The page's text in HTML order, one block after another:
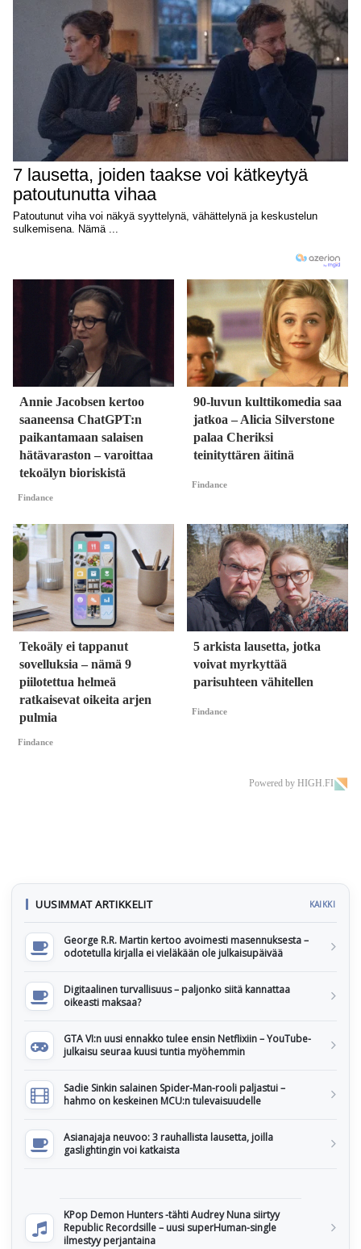
Annie Jacobsen kertoo
saaneensa ChatGPT:n
paikantamaan salaisen
hätävaraston – varoittaa
tekoälyn bioriskistä
Findance
90-luvun kulttikomedia saa
jatkoa – Alicia Silverstone
palaa Cheriksi
teinityttären äitinä
Findance
Tekoäly ei tappanut
sovelluksia – nämä 9
piilotettua helmeä
ratkaisevat oikeita arjen
pulmia
Findance
5 arkista lausetta, jotka
voivat myrkyttää
parisuhteen vähitellen
Findance
Powered by HIGH.FI
UUSIMMAT ARTIKKELIT KAIKKI
George R.R. Martin kertoo avoimesti masennuksesta –
odotetulla kirjalla ei vieläkään ole julkaisupäivää
Digitaalinen turvallisuus – paljonko siitä kannattaa
oikeasti maksaa?
GTA VI:n uusi ennakko tulee ensin Netflixiin – YouTube-
julkaisu seuraa kuusi tuntia myöhemmin
Sadie Sinkin salainen Spider-Man-rooli paljastui –
hahmo on keskeinen MCU:n tulevaisuudelle
Asianajaja neuvoo: 3 rauhallista lausetta, joilla
gaslightingin voi katkaista
KPop Demon Hunters -tähti Audrey Nuna siirtyy
Republic Recordsille – uusi superHuman-single
ilmestyy perjantaina